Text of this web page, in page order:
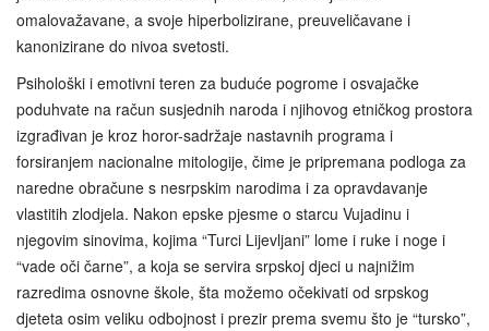
omalovažavane, a svoje hiperbolizirane, preuveličavane i
kanonizirane do nivoa svetosti.
Psihološki i emotivni teren za buduće pogrome i osvajačke
poduhvate na račun susjednih naroda i njihovog etničkog prostora
izgrađivan je kroz horor-sadržaje nastavnih programa i
forsiranjem nacionalne mitologije, čime je pripremana podloga za
naredne obračune s nesrpskim narodima i za opravdavanje
vlastitih zlodjela. Nakon epske pjesme o starcu Vujadinu i
njegovim sinovima, kojima “Turci Lijevljani” lome i ruke i noge i
“vade oči čarne”, a koja se servira srpskoj djeci u najnižim
razredima osnovne škole, šta možemo očekivati od srpskog
djeteta osim veliku odbojnost i prezir prema svemu što je “tursko”,